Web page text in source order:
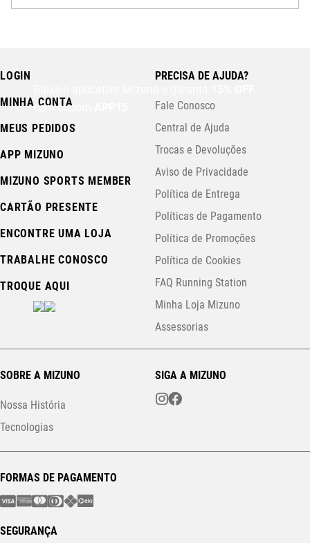
com cupom
LOGIN
MINHA CONTA
MEUS PEDIDOS
APP MIZUNO
MIZUNO SPORTS MEMBER
CARTÃO PRESENTE
ENCONTRE UMA LOJA
TRABALHE CONOSCO
TROQUE AQUI
PRECISA DE AJUDA?
Fale Conosco
Central de Ajuda
Trocas e Devoluções
Aviso de Privacidade
Política de Entrega
Políticas de Pagamento
Política de Promoções
Política de Cookies
FAQ Running Station
Minha Loja Mizuno
Assessorias
SOBRE A MIZUNO
Nossa História
Tecnologias
SIGA A MIZUNO
FORMAS DE PAGAMENTO
SEGURANÇA